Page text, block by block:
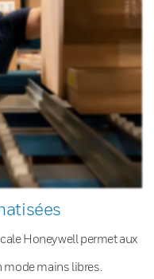
Honeywell permet aux
mains libres.